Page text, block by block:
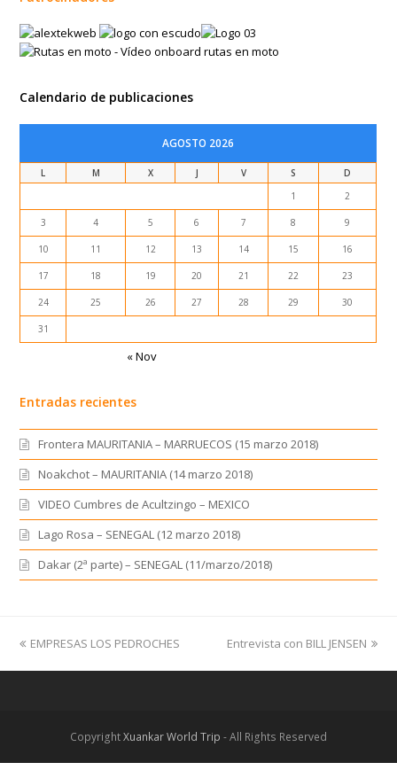
Calendario de publicaciones
AGOSTO 2026
L M X J V S
D
1
2
3 4 5 6 7 8 9
10 11 12 13 14 15 16
17 18 19 20 21 22 23
24 25 26 27 28 29 30
31
« Nov
Entradas recientes
Frontera MAURITANIA – MARRUECOS (15 marzo 2018)
Noakchot – MAURITANIA (14 marzo 2018)
VIDEO Cumbres de Acultzingo – MEXICO
Lago Rosa – SENEGAL (12 marzo 2018)
Dakar (2ª parte) – SENEGAL (11/marzo/2018)
previous
EMPRESAS LOS PEDROCHES
next
Entrevista con BILL JENSEN
CopyrightXuankar World Trip - All Rights Reserved